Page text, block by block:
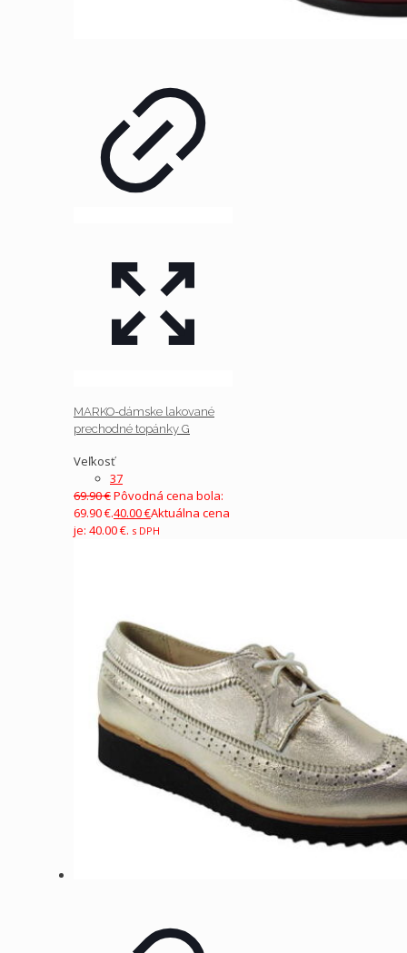
MARKO-dámske lakované
prechodné topánky G
Veľkosť
37
69.90€Pôvodná cena bola:
69.90 €.40.00€Aktuálna cena
je: 40.00 €. s DPH